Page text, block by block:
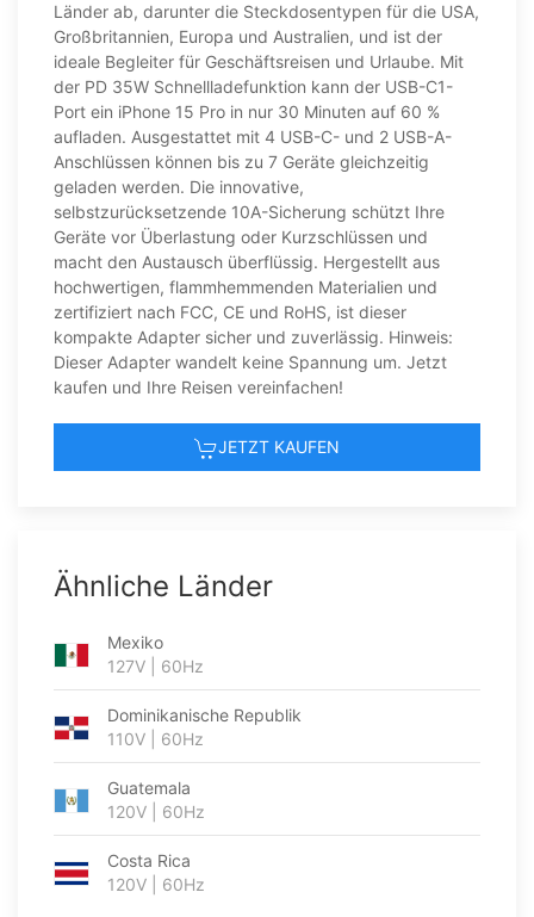
Länder ab, darunter die Steckdosentypen für die USA,
Großbritannien, Europa und Australien, und ist der
ideale Begleiter für Geschäftsreisen und Urlaube. Mit
der PD 35W Schnellladefunktion kann der USB-C1-
Port ein iPhone 15 Pro in nur 30 Minuten auf 60 %
aufladen. Ausgestattet mit 4 USB-C- und 2 USB-A-
Anschlüssen können bis zu 7 Geräte gleichzeitig
geladen werden. Die innovative,
selbstzurücksetzende 10A-Sicherung schützt Ihre
Geräte vor Überlastung oder Kurzschlüssen und
macht den Austausch überflüssig. Hergestellt aus
hochwertigen, flammhemmenden Materialien und
zertifiziert nach FCC, CE und RoHS, ist dieser
kompakte Adapter sicher und zuverlässig. Hinweis:
Dieser Adapter wandelt keine Spannung um. Jetzt
kaufen und Ihre Reisen vereinfachen!
JETZT KAUFEN
Ähnliche Länder
Mexiko
127V | 60Hz
Dominikanische Republik
110V | 60Hz
Guatemala
120V | 60Hz
Costa Rica
120V | 60Hz